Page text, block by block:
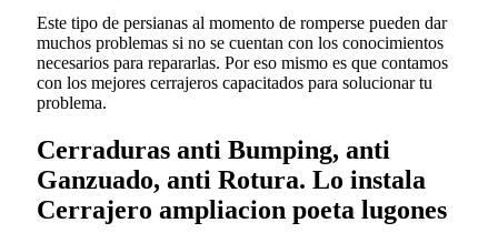
Este tipo de persianas al momento de romperse pueden dar
muchos problemas si no se cuentan con los conocimientos
necesarios para repararlas. Por eso mismo es que contamos
con los mejores cerrajeros capacitados para solucionar tu
problema.
Cerraduras anti Bumping, anti
Ganzuado, anti Rotura. Lo instala
Cerrajero ampliacion poeta lugones